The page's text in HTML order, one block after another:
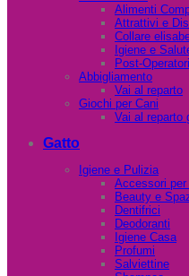
Alimenti
Attrattivi e
Collare
Igiene e
Post-
Abbigliamento
Vai al reparto
Giochi per Cani
Vai al reparto
Gatto
Igiene e Pulizia
Accessori per
Beauty e
Dentifrici
Deodoranti
Igiene Casa
Profumi
Salviettine